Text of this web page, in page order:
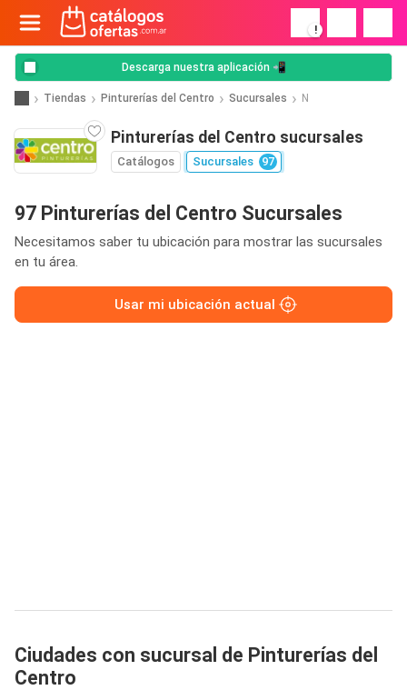
!
Descarga nuestra aplicación 📲
Tiendas Pinturerías del Centro Sucursales N
Pinturerías del Centro sucursales
Catálogos Sucursales 97
97 Pinturerías del Centro Sucursales
Necesitamos saber tu ubicación para mostrar las sucursales
en tu área.
Usar mi ubicación actual
Ciudades con sucursal de Pinturerías del
Centro